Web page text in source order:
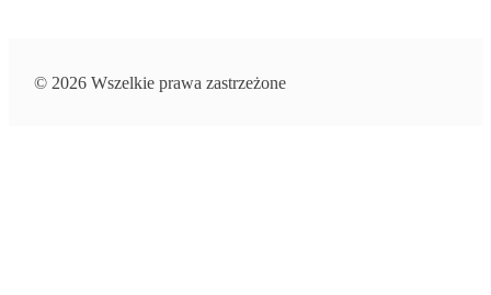
© 2026 Wszelkie prawa zastrzeżone